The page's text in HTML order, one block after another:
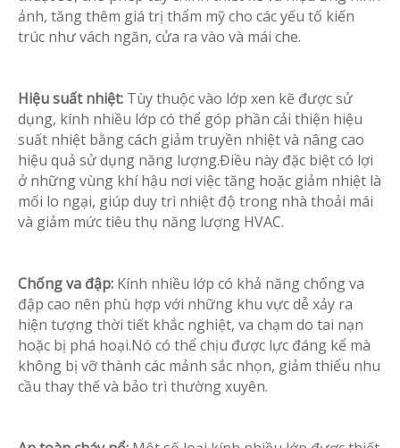
ảnh, tăng thêm giá trị thẩm mỹ cho các yếu tố kiến ​​
trúc như vách ngăn, cửa ra vào và mái che.
Hiệu suất nhiệt: Tùy thuộc vào lớp xen kẽ được sử
dụng, kính nhiều lớp có thể góp phần cải thiện hiệu
suất nhiệt bằng cách giảm truyền nhiệt và nâng cao
hiệu quả sử dụng năng lượng.Điều này đặc biệt có lợi
ở những vùng khí hậu nơi việc tăng hoặc giảm nhiệt là
mối lo ngại, giúp duy trì nhiệt độ trong nhà thoải mái
và giảm mức tiêu thụ năng lượng HVAC.
Chống va đập: Kính nhiều lớp có khả năng chống va
đập cao nên phù hợp với những khu vực dễ xảy ra
hiện tượng thời tiết khắc nghiệt, va chạm do tai nạn
hoặc bị phá hoại.Nó có thể chịu được lực đáng kể mà
không bị vỡ thành các mảnh sắc nhọn, giảm thiểu nhu
cầu thay thế và bảo trì thường xuyên.